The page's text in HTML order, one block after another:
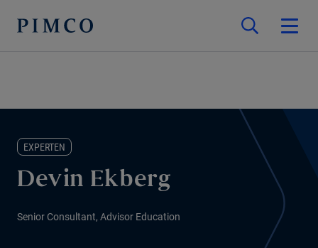
EXPERTEN
Devin Ekberg
Senior Consultant, Advisor Education